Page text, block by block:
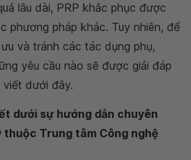
lâu dài, PRP khắc phục được
phương pháp khác. Tuy nhiên, để
và tránh các tác dụng phụ,
yêu cầu nào sẽ được giải đáp
viết dưới đây.
dưới sự hướng dẫn chuyên
thuộc Trung tâm Công nghệ